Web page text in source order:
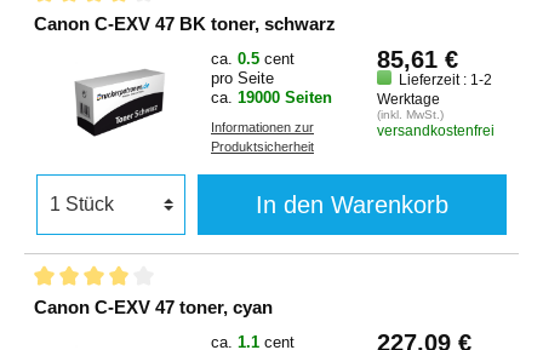
Canon C-EXV 47 BK toner, schwarz
ca. 0.5 cent
pro Seite
ca. 19000 Seiten
Informationen zur
Produktsicherheit
85,61 €
Lieferzeit : 1-2
Werktage
(inkl. MwSt.)
versandkostenfrei
In den Warenkorb
Canon C-EXV 47 toner, cyan
ca. 1.1 cent
227,09 €